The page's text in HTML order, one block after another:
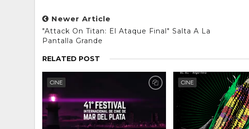
Newer Article
"Attack On Titan: El Ataque Final" Salta A La
Pantalla Grande
RELATED POST
CINE CINE